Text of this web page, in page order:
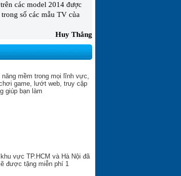
các model 2014 được
số các mẫu TV của
Huy Thắng
mềm trong mọi lĩnh vực,
game, lướt web, truy cập
giúp bạn làm
vực TP.HCM và Hà Nội đã
được tặng miễn phí 1